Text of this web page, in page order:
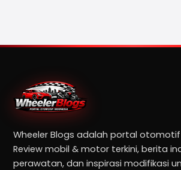
Wheeler Blogs adalah portal otomotif
Review mobil & motor terkini, berita
perawatan, dan inspirasi modifikasi